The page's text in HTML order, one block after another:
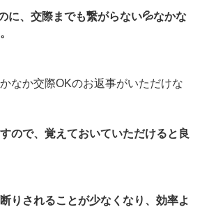
に、交際までも繋がらない💦なかな
なか交際OKのお返事がいただけな
ので、覚えておいていただけると良
りされることが少なくなり、効率よ